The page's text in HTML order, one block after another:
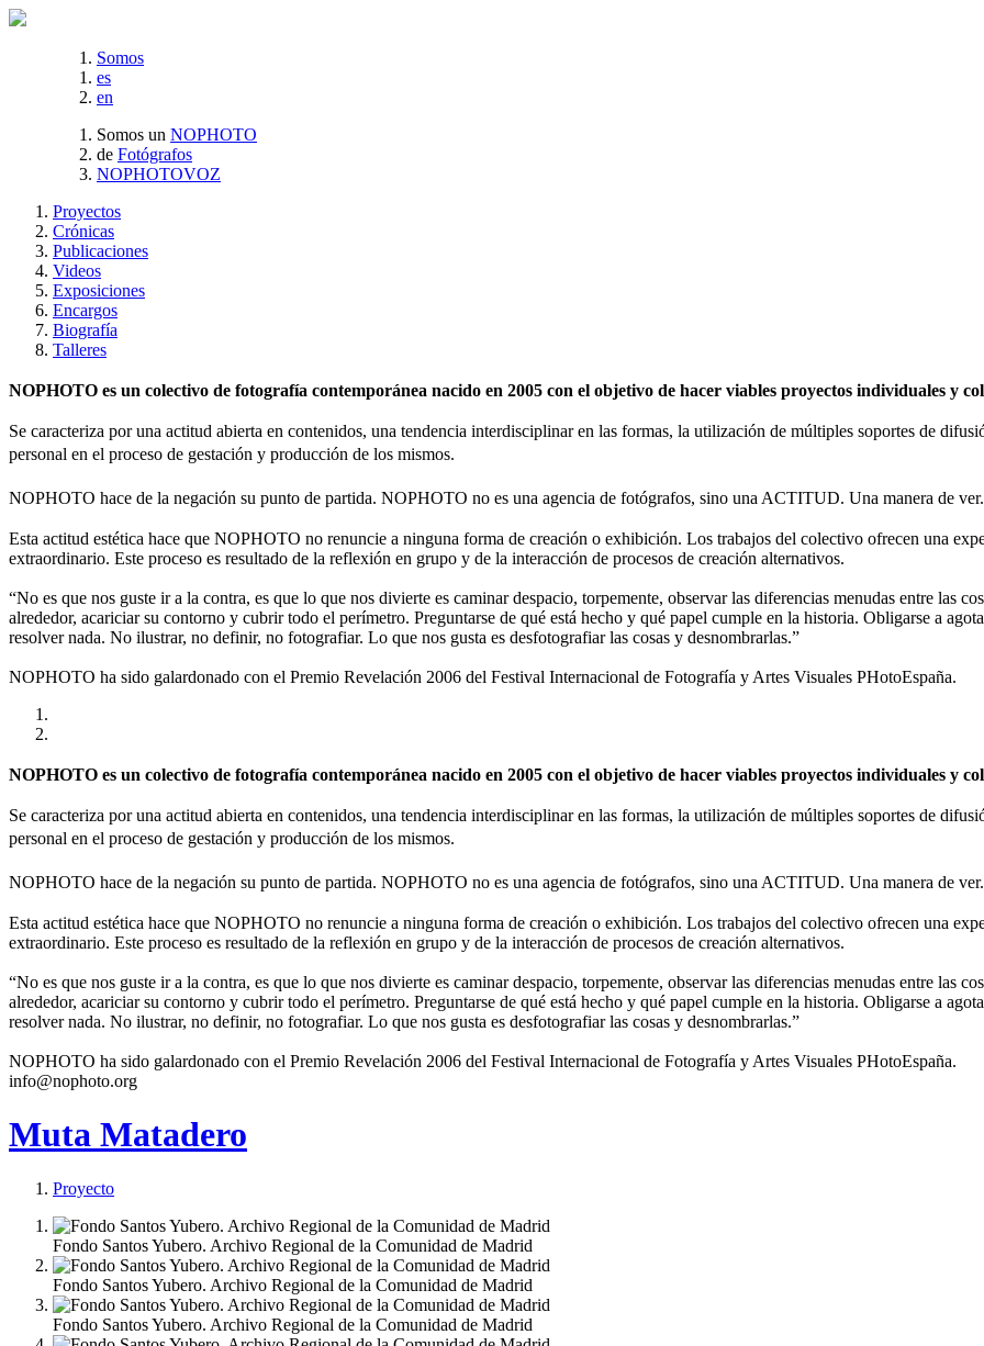
Somos
es
en
Somos un NOPHOTO
de Fotógrafos
NOPHOTOVOZ
Proyectos
Crónicas
Publicaciones
Videos
Exposiciones
Encargos
Biografía
Talleres
NOPHOTO es un colectivo de fotografía contemporánea nacido en 2005 con el objetivo de hacer viables proyectos individuales y
Se caracteriza por una actitud abierta en contenidos, una tendencia interdisciplinar en las formas, la utilización de múltiples soportes de
personal en el proceso de gestación y producción de los mismos.
NOPHOTO hace de la negación su punto de partida. NOPHOTO no es una agencia de fotógrafos, sino una ACTITUD. Una manera de
Esta actitud estética hace que NOPHOTO no renuncie a ninguna forma de creación o exhibición. Los trabajos del colectivo ofrecen una
extraordinario. Este proceso es resultado de la reflexión en grupo y de la interacción de procesos de creación alternativos.
“No es que nos guste ir a la contra, es que lo que nos divierte es caminar despacio, torpemente, observar las diferencias menudas entre las
alrededor, acariciar su contorno y cubrir todo el perímetro. Preguntarse de qué está hecho y qué papel cumple en la historia. Obligarse a
resolver nada. No ilustrar, no definir, no fotografiar. Lo que nos gusta es desfotografiar las cosas y desnombrarlas.”
NOPHOTO ha sido galardonado con el Premio Revelación 2006 del Festival Internacional de Fotografía y Artes Visuales PHotoEspaña.
NOPHOTO es un colectivo de fotografía contemporánea nacido en 2005 con el objetivo de hacer viables proyectos individuales y
Se caracteriza por una actitud abierta en contenidos, una tendencia interdisciplinar en las formas, la utilización de múltiples soportes de
personal en el proceso de gestación y producción de los mismos.
NOPHOTO hace de la negación su punto de partida. NOPHOTO no es una agencia de fotógrafos, sino una ACTITUD. Una manera de
Esta actitud estética hace que NOPHOTO no renuncie a ninguna forma de creación o exhibición. Los trabajos del colectivo ofrecen una
extraordinario. Este proceso es resultado de la reflexión en grupo y de la interacción de procesos de creación alternativos.
“No es que nos guste ir a la contra, es que lo que nos divierte es caminar despacio, torpemente, observar las diferencias menudas entre las
alrededor, acariciar su contorno y cubrir todo el perímetro. Preguntarse de qué está hecho y qué papel cumple en la historia. Obligarse a
resolver nada. No ilustrar, no definir, no fotografiar. Lo que nos gusta es desfotografiar las cosas y desnombrarlas.”
NOPHOTO ha sido galardonado con el Premio Revelación 2006 del Festival Internacional de Fotografía y Artes Visuales PHotoEspaña.
info@nophoto.org
Muta Matadero
Proyecto
Fondo Santos Yubero. Archivo Regional de la Comunidad de Madrid
Fondo Santos Yubero. Archivo Regional de la Comunidad de Madrid
Fondo Santos Yubero. Archivo Regional de la Comunidad de Madrid